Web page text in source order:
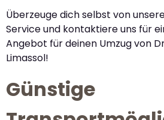
Überzeuge dich selbst von
Service und kontaktiere uns für
Angebot für deinen Umzug von
Limassol!
Günstige